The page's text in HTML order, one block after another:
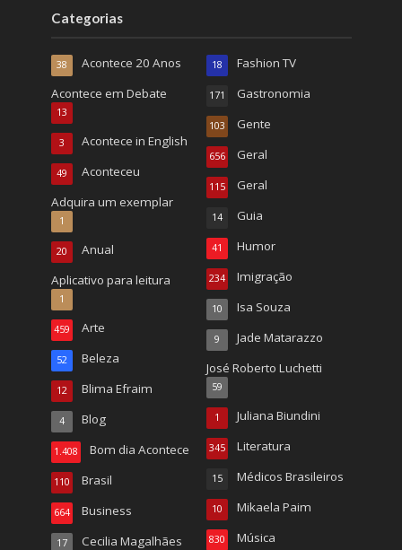
Categorias
Acontece 20 Anos
38
Acontece em Debate
13
Acontece in English
3
Aconteceu
49
Adquira um exemplar
1
Anual
20
Aplicativo para leitura
1
Arte
459
Beleza
52
Blima Efraim
12
Blog
4
Bom dia Acontece
1.408
Brasil
110
Business
664
Cecilia Magalhães
17
Fashion TV
18
Gastronomia
171
Gente
103
Geral
656
Geral
115
Guia
14
Humor
41
Imigração
234
Isa Souza
10
Jade Matarazzo
9
José Roberto Luchetti
59
Juliana Biundini
1
Literatura
345
Médicos Brasileiros
15
Mikaela Paim
10
Música
830